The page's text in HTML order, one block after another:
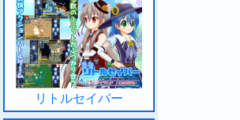
リトルセイバー